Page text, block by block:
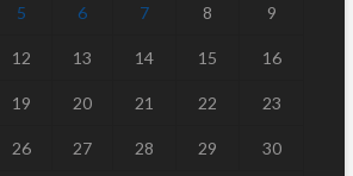
5 6 7 8 9
12 13 14 15 16
19 20 21 22 23
26 27 28 29 30